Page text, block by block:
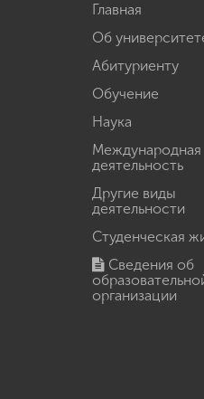
Главная
Об
Абитуриенту
Обучение
Наука
Международная
деятельность
Другие виды
деятельности
Студенческая
Сведения об
организации